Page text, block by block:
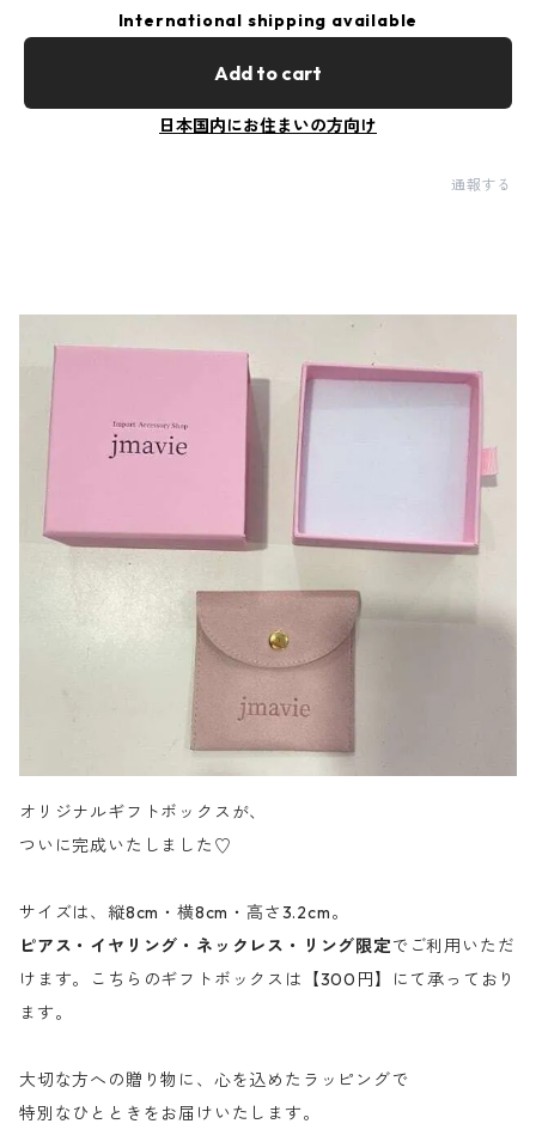
International shipping available
Add to cart
日本国内にお住まいの方向け
通報する
オリジナルギフトボックスが、
ついに完成いたしました♡
サイズは、縦8cm・横8cm・高さ3.2cm。
ピアス・イヤリング・ネックレス・リング限定でご利用いただ
けます。こちらのギフトボックスは【300円】にて承っており
ます。
大切な方への贈り物に、心を込めたラッピングで
特別なひとときをお届けいたします。